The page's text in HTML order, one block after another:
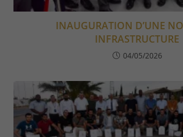
INAUGURATION D’UNE
INFRASTRUCTURE
04/05/2026